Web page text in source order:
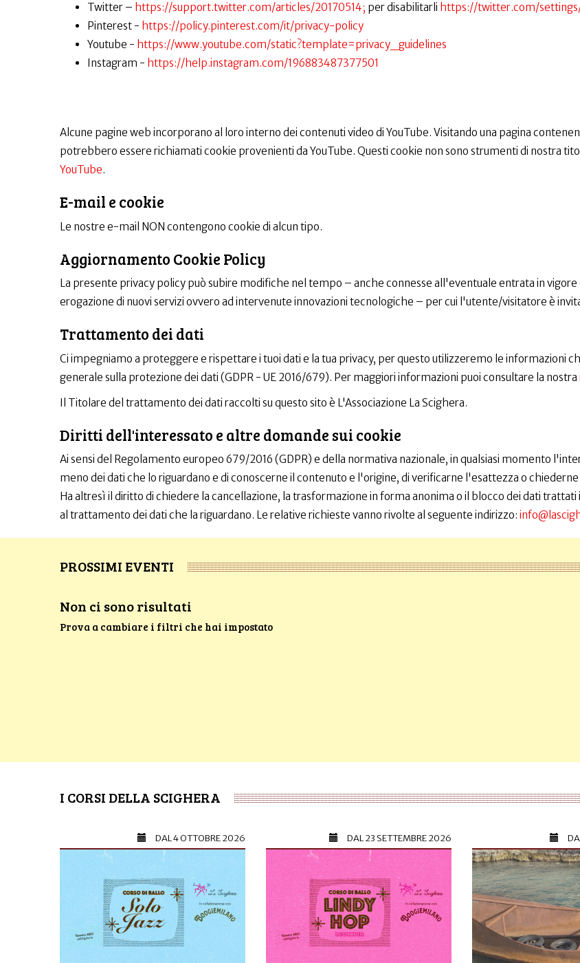
Twitter – https://support.twitter.com/articles/20170514; per disabilitarli https://twitter.com/
Pinterest - https://policy.pinterest.com/it/privacy-policy
Youtube - https://www.youtube.com/static?template=privacy_guidelines
Instagram - https://help.instagram.com/196883487377501
Alcune pagine web incorporano al loro interno dei contenuti video di YouTube. Visitando una pagina
potrebbero essere richiamati cookie provenienti da YouTube. Questi cookie non sono strumenti di nostra
YouTube.
E-mail e cookie
Le nostre e-mail NON contengono cookie di alcun tipo.
Aggiornamento Cookie Policy
La presente privacy policy può subire modifiche nel tempo – anche connesse all'eventuale entrata in
erogazione di nuovi servizi ovvero ad intervenute innovazioni tecnologiche – per cui l'utente/visitatore è
Trattamento dei dati
Ci impegniamo a proteggere e rispettare i tuoi dati e la tua privacy, per questo utilizzeremo le informazioni
generale sulla protezione dei dati (GDPR - UE 2016/679). Per maggiori informazioni puoi consultare la nostra
Il Titolare del trattamento dei dati raccolti su questo sito è L'Associazione La Scighera.
Diritti dell'interessato e altre domande sui cookie
Ai sensi del Regolamento europeo 679/2016 (GDPR) e della normativa nazionale, in qualsiasi momento
meno dei dati che lo riguardano e di conoscerne il contenuto e l'origine, di verificarne l'esattezza o
Ha altresì il diritto di chiedere la cancellazione, la trasformazione in forma anonima o il blocco dei dati
al trattamento dei dati che la riguardano. Le relative richieste vanno rivolte al seguente indirizzo:
PROSSIMI EVENTI
Non ci sono risultati
Prova a cambiare i filtri che hai impostato
I CORSI DELLA SCIGHERA
DAL4 OTTOBRE 2026 DAL23 SETTEMBRE 2026